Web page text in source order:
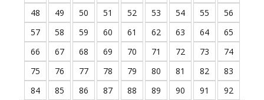
ΕΛΛΗΝΕΣ ΚΛΑΣΙΚΟΙ / ΣΤΕΡΕΟΤΥΠΕΣ
ΣΥΓΓΡΑΦΕΙΣ / ΣΤΕΡΕΟΤΥΠΕΣ ΕΚΔΟΣΕΙΣ
ΧΡΟΝΟΣ ΚΑΙ ΧΟΜΠΙ
48
49 50 51 52 53 54 55
56
57
58 59 60 61 62 63 64
65
66
67 68 69 70 71 72 73
74
75
76 77 78 79 80 81 82
83
84
85 86 87 88 89 90 91
92